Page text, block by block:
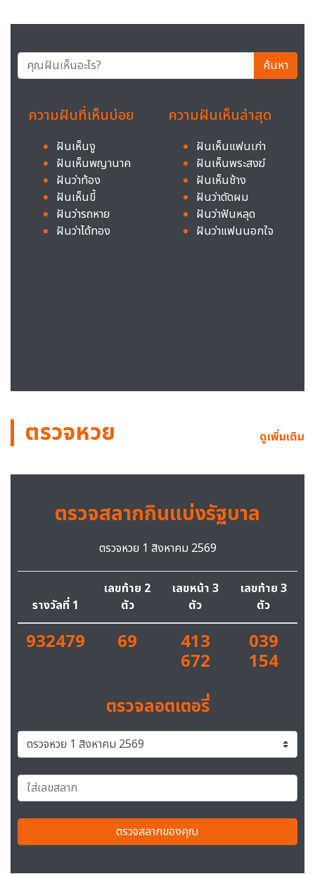
ค้นหา
ความฝันที่เห็นบ่อย
ฝันเห็นงู
ฝันเห็นพญานาค
ฝันว่าท้อง
ฝันเห็นขี้
ฝันว่ารถหาย
ฝันว่าได้ทอง
ความฝันเห็นล่าสุด
ฝันเห็นแฟนเก่า
ฝันเห็นพระสงฆ์
ฝันเห็นช้าง
ฝันว่าตัดผม
ฝันว่าฟันหลุด
ฝันว่าแฟนนอกใจ
ตรวจหวย ดูเพิ่มเติม
ตรวจสลากกินแบ่งรัฐบาล
ตรวจหวย 1 สิงหาคม 2569
รางวัลที่ 1
เลขท้าย 2
ตัว
เลขหน้า 3
ตัว
เลขท้าย 3
ตัว
932479 69 413
672
039
154
ตรวจลอตเตอรี่
ตรวจสลากของคุณ